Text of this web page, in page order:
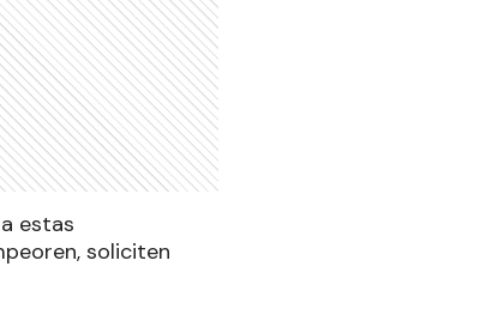
estas
soliciten